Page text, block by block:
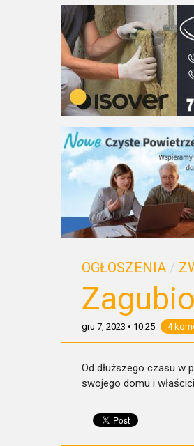
OGŁOSZENIA /
gru 7, 2023 • 10:25 4
Od dłuższego czasu w
swojego domu i